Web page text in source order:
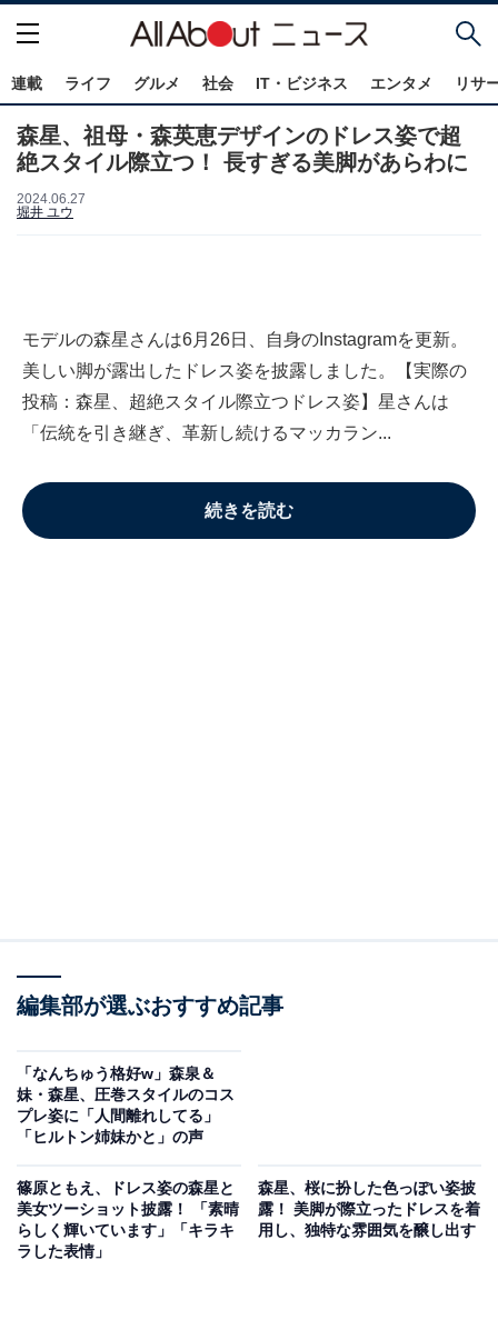
連載 ライフ グルメ 社会 IT・ビジネス エンタメ リサ
森星、祖母・森英恵デザインのドレス姿で超
絶スタイル際立つ！ 長すぎる美脚があらわに
2024.06.27
堀井 ユウ
モデルの森星さんは6月26日、自身のInstagramを更新。
美しい脚が露出したドレス姿を披露しました。【実際の
投稿：森星、超絶スタイル際立つドレス姿】星さんは
「伝統を引き継ぎ、革新し続けるマッカラン...
続きを読む
編集部が選ぶおすすめ記事
「なんちゅう格好w」森泉＆
妹・森星、圧巻スタイルのコス
プレ姿に「人間離れしてる」
「ヒルトン姉妹かと」の声
篠原ともえ、ドレス姿の森星と
美女ツーショット披露！ 「素晴
らしく輝いています」「キラキ
ラした表情」
森星、桜に扮した色っぽい姿披
露！ 美脚が際立ったドレスを着
用し、独特な雰囲気を醸し出す